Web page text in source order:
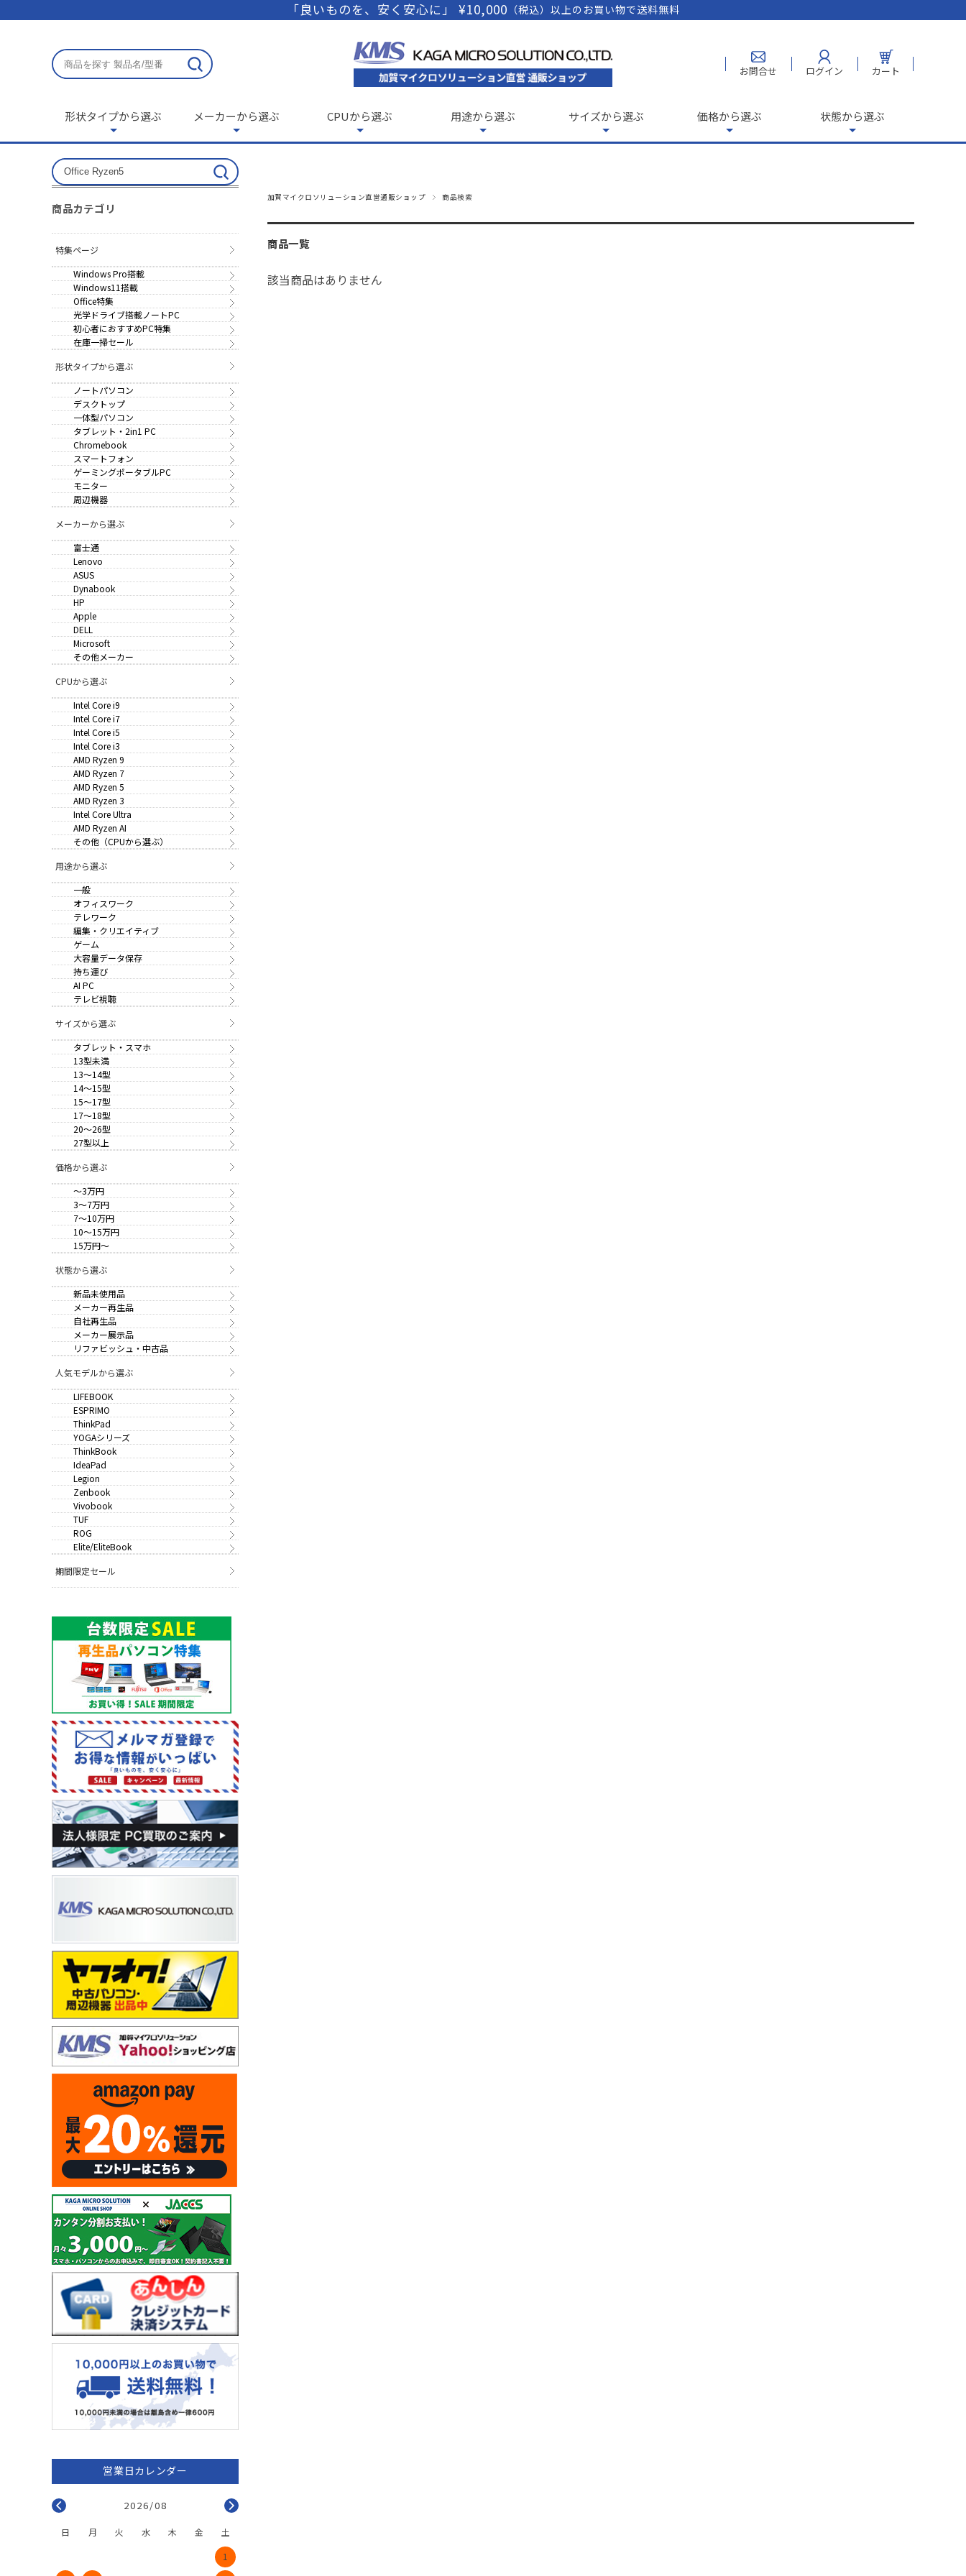
「良いものを、安く安心に」 ¥10,000 （税込）以上のお買い物で送料無料
お問合せ ログイン カート
形状タイプから選ぶ メーカーから選ぶ CPUから選ぶ 用途から選ぶ サイズから選ぶ 価格から選ぶ 状態から選ぶ
加賀マイクロソリューション直営通販ショップ 商品検索
商品一覧
該当商品はありません
商品カテゴリ
特集ページ
Windows Pro搭載
Windows11搭載
Office特集
光学ドライブ搭載ノートPC
初心者におすすめPC特集
在庫一掃セール
形状タイプから選ぶ
ノートパソコン
デスクトップ
一体型パソコン
タブレット・2in1 PC
Chromebook
スマートフォン
ゲーミングポータブルPC
モニター
周辺機器
メーカーから選ぶ
富士通
Lenovo
ASUS
Dynabook
HP
Apple
DELL
Microsoft
その他メーカー
CPUから選ぶ
Intel Core i9
Intel Core i7
Intel Core i5
Intel Core i3
AMD Ryzen 9
AMD Ryzen 7
AMD Ryzen 5
AMD Ryzen 3
Intel Core Ultra
AMD Ryzen AI
その他（CPUから選ぶ）
用途から選ぶ
一般
オフィスワーク
テレワーク
編集・クリエイティブ
ゲーム
大容量データ保存
持ち運び
AI PC
テレビ視聴
サイズから選ぶ
タブレット・スマホ
13型未満
13～14型
14～15型
15～17型
17～18型
20～26型
27型以上
価格から選ぶ
～3万円
3～7万円
7～10万円
10～15万円
15万円～
状態から選ぶ
新品未使用品
メーカー再生品
自社再生品
メーカー展示品
リファビッシュ・中古品
人気モデルから選ぶ
LIFEBOOK
ESPRIMO
ThinkPad
YOGAシリーズ
ThinkBook
IdeaPad
Legion
Zenbook
Vivobook
TUF
ROG
Elite/EliteBook
期間限定セール
2026/08
日 月 火 水 木 金
土
1